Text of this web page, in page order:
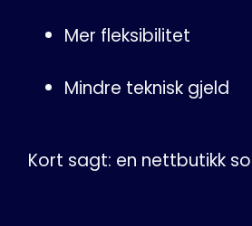
Mer fleksibilitet
Mindre teknisk gjeld
Kort sagt: en nettbutikk